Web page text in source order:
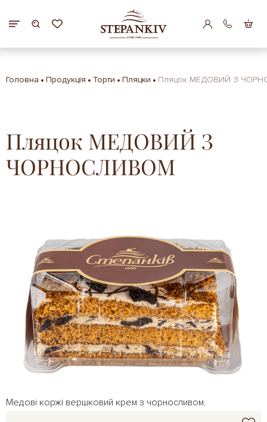
Головна Продукція Торти Пляцки Пляцок МЕДОВИЙ З
Пляцок МЕДОВИЙ З
ЧОРНОСЛИВОМ
Медові коржі вершковий крем з чорносливом.